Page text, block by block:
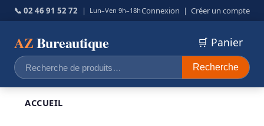
📞 02 46 91 52 72 | Lun–Ven 9h–18hConnexion | Créer un compte
AZBureautique
Recherche
pour :
Recherche
🛒 Panier
ACCUEIL